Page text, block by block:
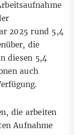
2025 rund 5,4
die
diesen 5,4
auch
.
die arbeiten
Aufnahme